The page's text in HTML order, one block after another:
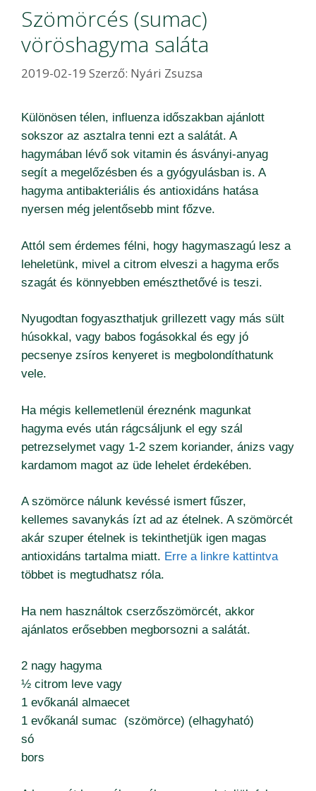
Szömörcés (sumac)
vöröshagyma saláta
2019-02-19 Szerző: Nyári Zsuzsa
Különösen télen, influenza időszakban ajánlott
sokszor az asztalra tenni ezt a salátát. A
hagymában lévő sok vitamin és ásványi-anyag
segít a megelőzésben és a gyógyulásban is. A
hagyma antibakteriális és antioxidáns hatása
nyersen még jelentősebb mint főzve.
Attól sem érdemes félni, hogy hagymaszagú lesz a
leheletünk, mivel a citrom elveszi a hagyma erős
szagát és könnyebben emészthetővé is teszi.
Nyugodtan fogyaszthatjuk grillezett vagy más sült
húsokkal, vagy babos fogásokkal és egy jó
pecsenye zsíros kenyeret is megbolondíthatunk
vele.
Ha mégis kellemetlenül éreznénk magunkat
hagyma evés után rágcsáljunk el egy szál
petrezselymet vagy 1-2 szem koriander, ánizs vagy
kardamom magot az üde lehelet érdekében.
A szömörce nálunk kevéssé ismert fűszer,
kellemes savanykás ízt ad az ételnek. A szömörcét
akár szuper ételnek is tekinthetjük igen magas
antioxidáns tartalma miatt. Erre a linkre kattintva
többet is megtudhatsz róla.
Ha nem használtok cserzőszömörcét, akkor
ajánlatos erősebben megborsozni a salátát.
2 nagy hagyma
½ citrom leve vagy
1 evőkanál almaecet
1 evőkanál sumac (szömörce) (elhagyható)
só
bors